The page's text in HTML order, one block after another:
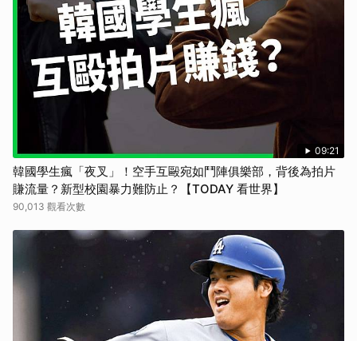
09:21
韓國學生瘋「夜叉」！空手互毆宛如鬥陣俱樂部，背後為拍片
賺流量？新型校園暴力難防止？【TODAY 看世界】
90,013 觀看次數